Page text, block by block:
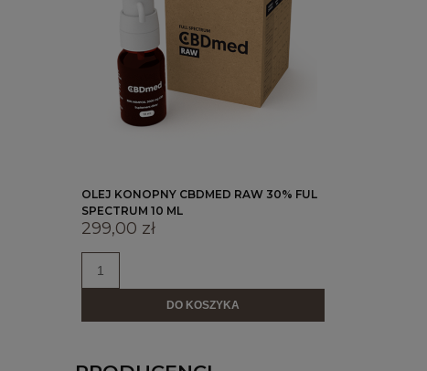
OLEJ KONOPNY CBDMED RAW 30% FUL
SPECTRUM 10 ML
299,00 zł
DO KOSZYKA